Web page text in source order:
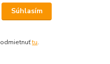
Súhlasím
tu.